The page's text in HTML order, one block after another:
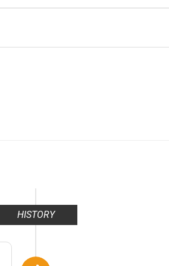
HISTORY